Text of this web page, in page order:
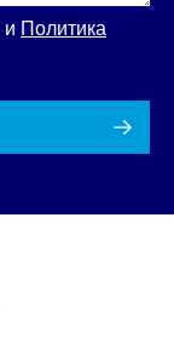
и Политика